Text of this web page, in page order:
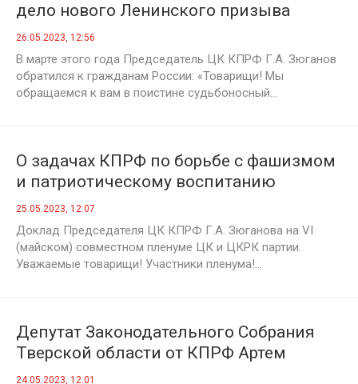
дело нового Ленинского призыва
26.05.2023, 12:56
В марте этого года Председатель ЦК КПРФ Г.А. Зюганов
обратился к гражданам России: «Товарищи! Мы
обращаемся к вам в поистине судьбоносный...
О задачах КПРФ по борьбе с фашизмом
и патриотическому воспитанию
подрастающего поколения. Доклад
Председателя ЦК КПРФ Г.А. Зюганова
на VI (майском) совместном пленуме
ЦК и ЦКРК партии
25.05.2023, 12:07
Доклад Председателя ЦК КПРФ Г.А. Зюганова на VI
(майском) совместном пленуме ЦК и ЦКРК партии.
Уважаемые товарищи! Участники пленума!...
Депутат Законодательного Собрания
Тверской области от КПРФ Артем
Гончаров о работе ржевской
24.05.2023, 12:01